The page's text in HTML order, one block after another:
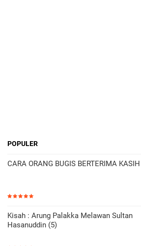
POPULER
CARA ORANG BUGIS BERTERIMA KASIH
Kisah : Arung Palakka Melawan Sultan
Hasanuddin (5)